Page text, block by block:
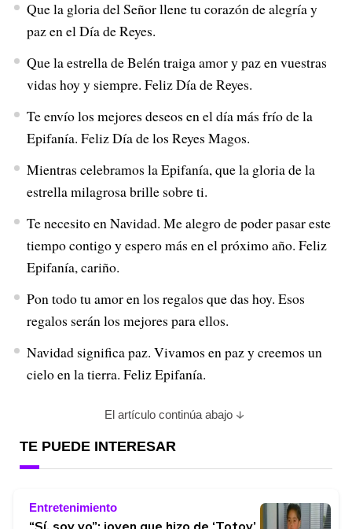
Que la gloria del Señor llene tu corazón de alegría y
paz en el Día de Reyes.
Que la estrella de Belén traiga amor y paz en vuestras
vidas hoy y siempre. Feliz Día de Reyes.
Te envío los mejores deseos en el día más frío de la
Epifanía. Feliz Día de los Reyes Magos.
Mientras celebramos la Epifanía, que la gloria de la
estrella milagrosa brille sobre ti.
Te necesito en Navidad. Me alegro de poder pasar este
tiempo contigo y espero más en el próximo año. Feliz
Epifanía, cariño.
Pon todo tu amor en los regalos que das hoy. Esos
regalos serán los mejores para ellos.
Navidad significa paz. Vivamos en paz y creemos un
cielo en la tierra. Feliz Epifanía.
El artículo continúa abajo
TE PUEDE INTERESAR
Entretenimiento